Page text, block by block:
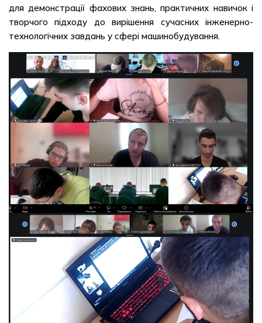
для демонстрації фахових знань, практичних навичок і
творчого підходу до вирішення сучасних інженерно-
технологічних завдань у сфері машинобудування.